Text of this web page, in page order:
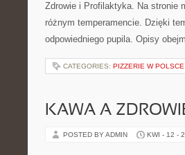
Zdrowie i Profilaktyka. Na stronie
różnym temperamencie. Dzięki
odpowiedniego pupila. Opisy
CATEGORIES: PIZZERIE W POLSCE
KAWA A
POSTED BY ADMIN KWI - 12 -